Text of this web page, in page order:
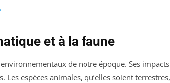
et à la faune
de notre époque. Ses impacts
espèces animales, qu’elles soient terrestres,